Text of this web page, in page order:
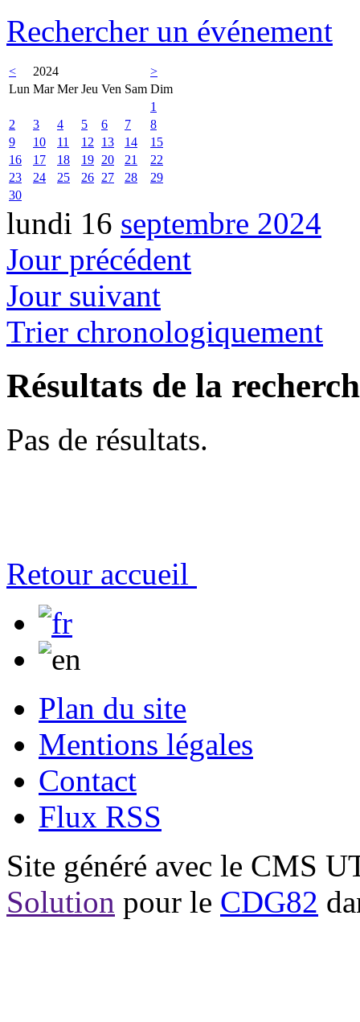
Rechercher un événement
< 2024
>
Lun Mar Mer Jeu Ven Sam Dim
1
2
3 4 5 6 7
8
9
10 11 12 13 14
15
16
17 18 19 20 21
22
23
24 25 26 27 28
29
30
lundi 16 septembre 2024
Jour précédent
Jour suivant
Trier chronologiquement
Résultats de la
Pas de résultats.
Retour accueil
Plan du site
Mentions légales
Contact
Flux RSS
Site généré avec le CMS
Solution pour le CDG82